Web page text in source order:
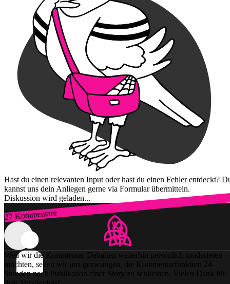
Hast du einen relevanten Input oder hast du einen Fehler entdeckt?
kannst uns dein Anliegen gerne via Formular übermitteln.
Diskussion wird geladen...
27 Kommentare
Zum Login
Weil wir die Kommentar-Debatten weiterhin persönlich moderieren
möchten, sehen wir uns gezwungen, die Kommentarfunktion 24
Stunden nach Publikation einer Story zu schliessen. Vielen Dank für